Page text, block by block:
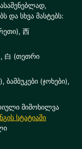
და სხვა მასტებს:
西
白 (თეთრი
(ჯოხები),
მიმოხილვა
სტატიაში